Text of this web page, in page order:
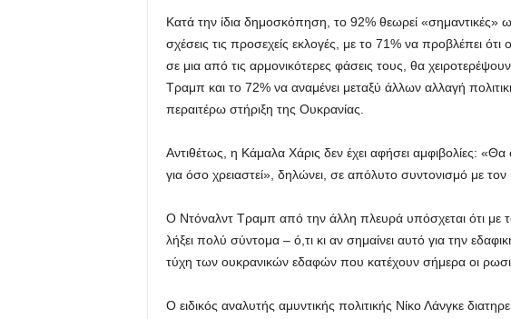
Κατά την ίδια δημοσκόπηση, το 92% θεωρεί «σημαντικές»
σχέσεις τις προσεχείς εκλογές, με το 71% να προβλέπει ότι
σε μια από τις αρμονικότερες φάσεις τους, θα
Τραμπ και το 72% να αναμένει μεταξύ άλλων αλλαγή
περαιτέρω στήριξη της Ουκρανίας.
Αντιθέτως, η Κάμαλα Χάρις δεν έχει αφήσει αμφιβολίες:
για όσο χρειαστεί», δηλώνει, σε απόλυτο συντονισμό με
Ο Ντόναλντ Τραμπ από την άλλη πλευρά υπόσχεται ότι με
λήξει πολύ σύντομα – ό,τι κι αν σημαίνει αυτό για την
τύχη των ουκρανικών εδαφών που κατέχουν σήμερα οι
Ο ειδικός αναλυτής αμυντικής πολιτικής Νίκο Λάνγκε